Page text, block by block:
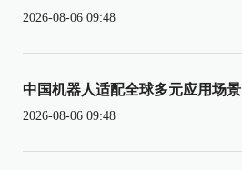
2026-08-06 09:48
中国机器人适配全球多元应用场景
2026-08-06 09:48